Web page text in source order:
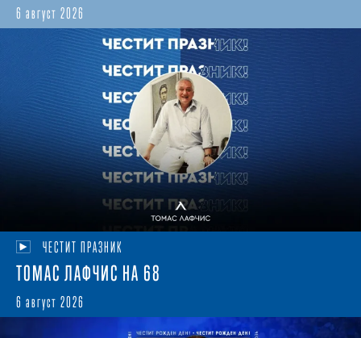
6 август 2026
ЧЕСТИТ ПРАЗНИК
ТОМАС ЛАФЧИС НА 68
6 август 2026